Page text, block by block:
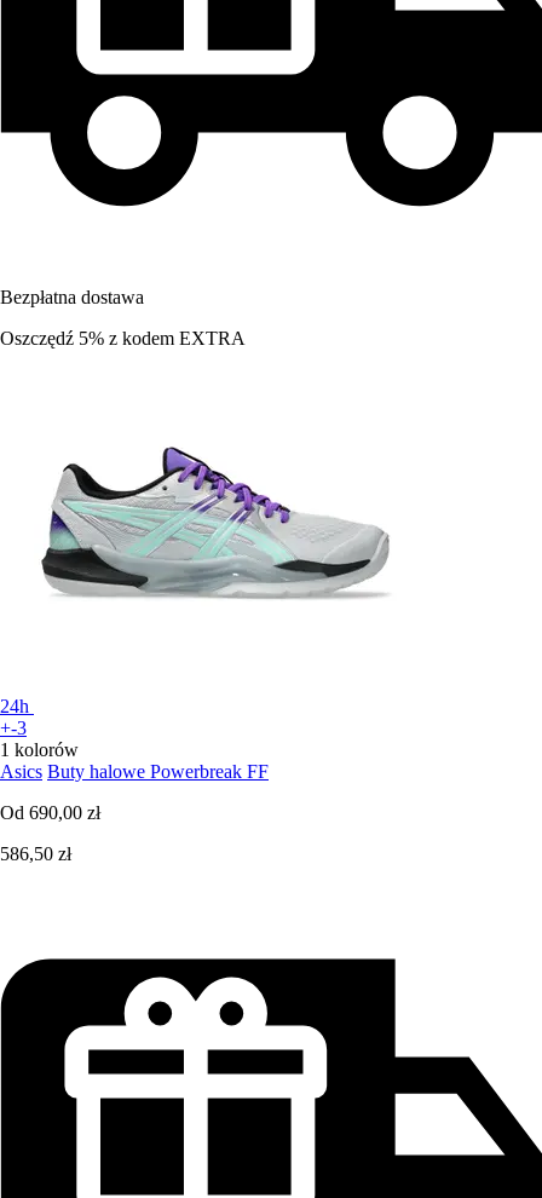
Bezpłatna dostawa
Oszczędź 5% z kodem EXTRA
24h
+-3
1 kolorów
Asics Buty halowe Powerbreak FF
Od 690,00 zł
586,50 zł